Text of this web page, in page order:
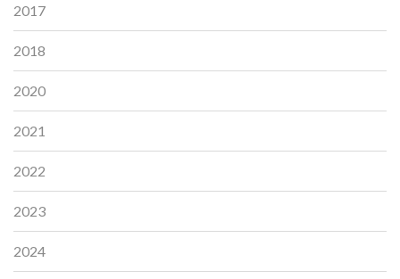
2017
2018
2020
2021
2022
2023
2024